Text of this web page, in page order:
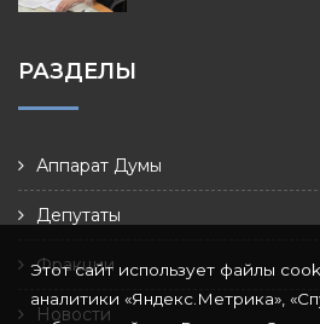
РАЗДЕЛЫ
Аппарат Думы
Депутаты
Фракции
Новости
Этот сайт использует файлы
аналитики «Яндекс.Метрика»,